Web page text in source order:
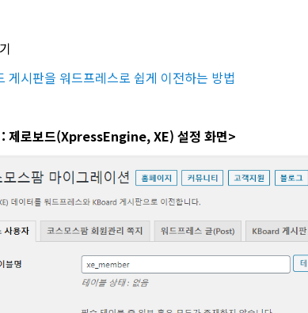
게시판을 워드프레스로 쉽게 이전하는 방법
제로보드(XpressEngine, XE) 설정 화면>